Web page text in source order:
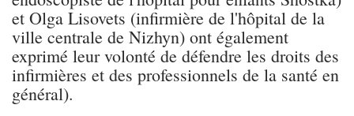
et Olga Lisovets (infirmière de l'hôpital de la
ville centrale de Nizhyn) ont également
exprimé leur volonté de défendre les droits des
infirmières et des professionnels de la santé en
général).